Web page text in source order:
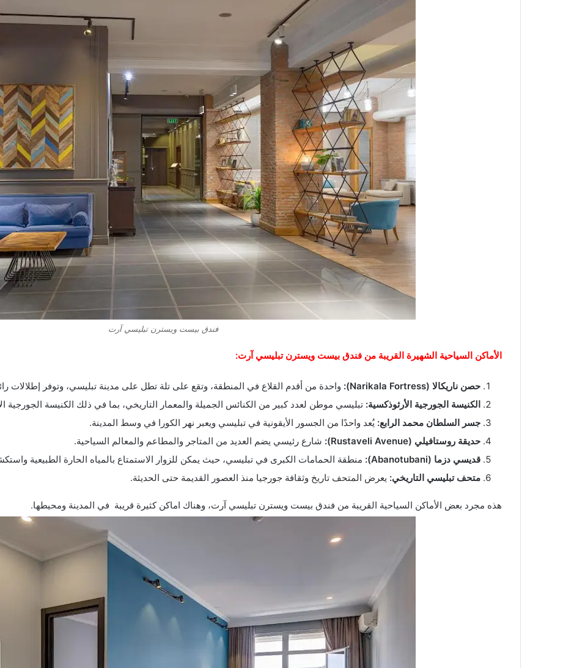
فندق بيست ويسترن تبليسي آرت
الأماكن السياحية الشهيرة القريبة من فندق بيست ويسترن تبليسي آرت:
حصن ناريكالا (Narikala Fortress):
واحدة من أقدم القلاع في المنطقة، وتقع على تلة تطل على مدينة تبليسي، وتوفر إطلالات
الكنيسة الجورجية الأرثوذكسية: تبليسي موطن لعدد كبير من الكنائس الجميلة والمعمار التاريخي، بما في ذلك الكنيسة
جسر السلطان محمد الرابع: يُعد واحدًا من الجسور الأيقونية في تبليسي ويعبر نهر الكورا في وسط المدينة.
حديقة روستافيلي (Rustaveli Avenue):
شارع رئيسي يضم العديد من المتاجر والمطاعم والمعالم السياحية.
قديسي دزما (Abanotubani):
منطقة الحمامات الكبرى في تبليسي، حيث يمكن للزوار الاستمتاع بالمياه الحارة الطبيعية
متحف تبليسي التاريخي: يعرض المتحف تاريخ وثقافة جورجيا منذ العصور القديمة حتى الحديثة.
هذه مجرد بعض الأماكن السياحية القريبة من فندق بيست ويسترن تبليسي آرت، وهناك اماكن كثيرة قريبة في المدينة ومحيطها.